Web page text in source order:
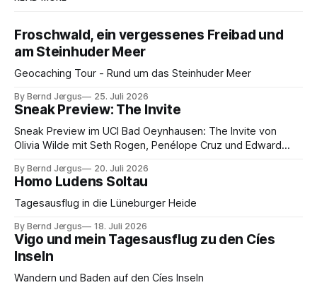
Froschwald, ein vergessenes Freibad und
am Steinhuder Meer
Geocaching Tour - Rund um das Steinhuder Meer
By Bernd Jergus 25. Juli 2026
Sneak Preview: The Invite
Sneak Preview im UCI Bad Oeynhausen: The Invite von
Olivia Wilde mit Seth Rogen, Penélope Cruz und Edward
By Bernd Jergus 20. Juli 2026
Homo Ludens Soltau
Tagesausflug in die Lüneburger Heide
By Bernd Jergus 18. Juli 2026
Vigo und mein Tagesausflug zu den Cíes
Inseln
Wandern und Baden auf den Cíes Inseln